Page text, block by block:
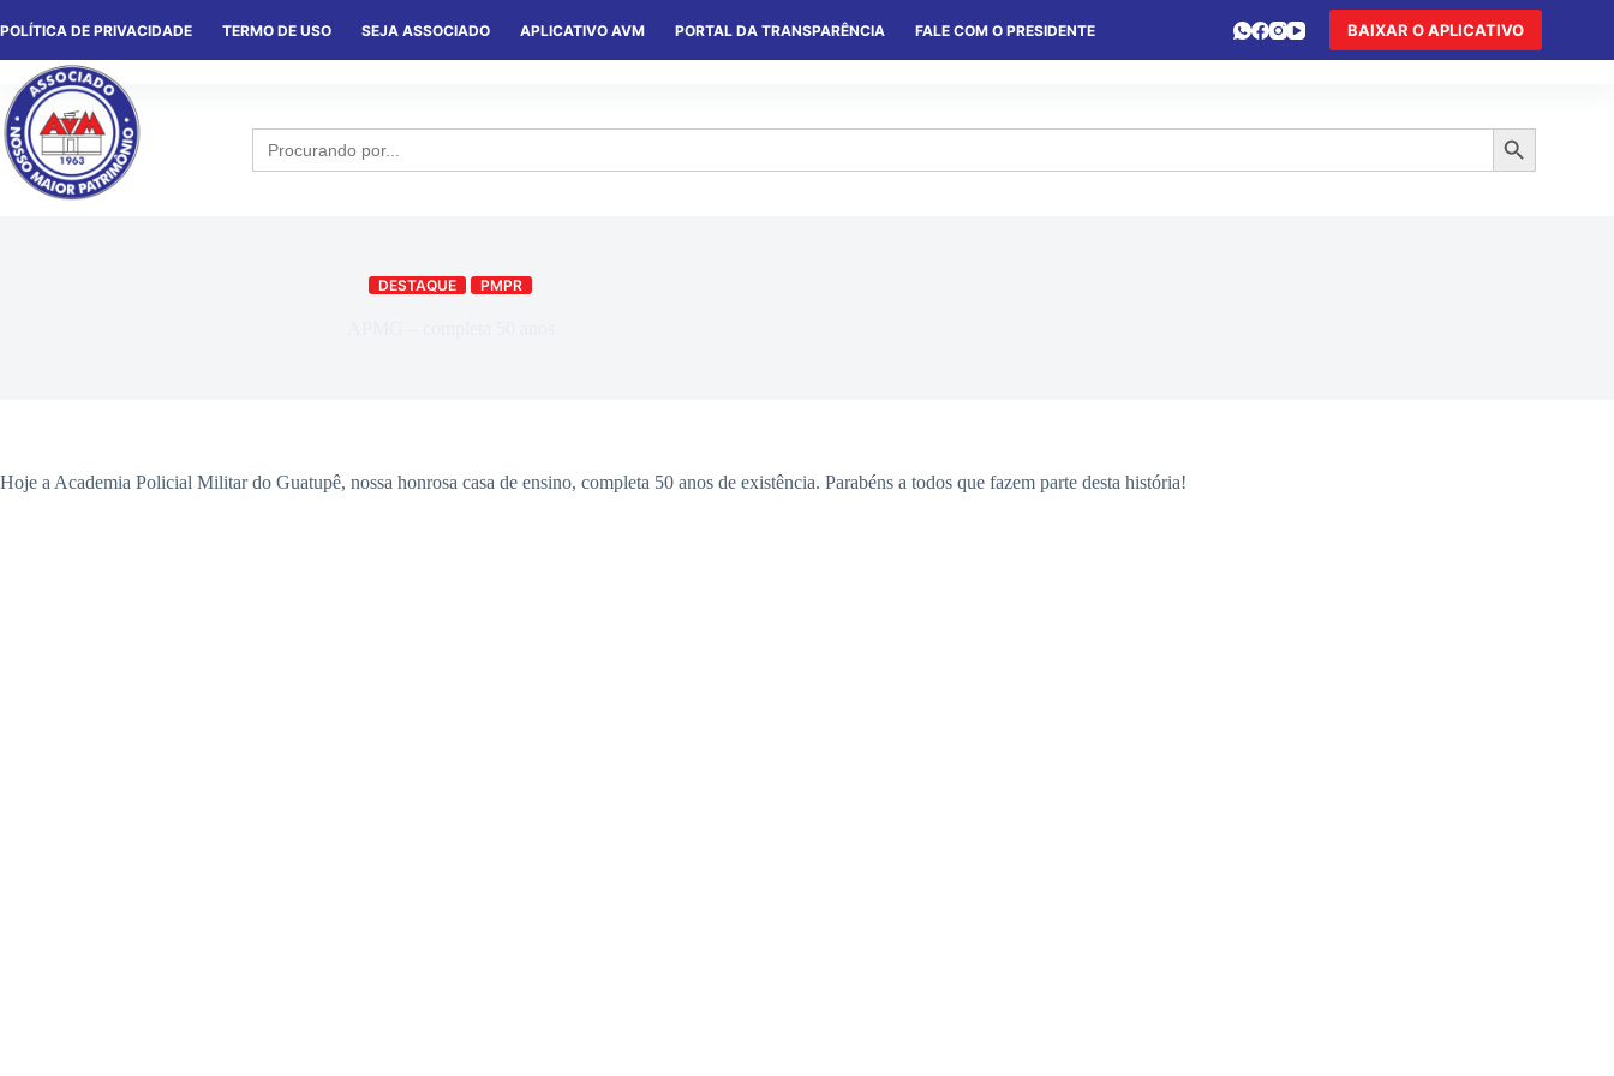
POLÍTICA DE PRIVACIDADE TERMO DE USO SEJA ASSOCIADO APLICATIVO AVM PORTAL DA TRANSPARÊNCIA FALE COM O PRESIDENTE BAIXAR O APLICATIVO
Search
for: Search Button
DESTAQUE PMPR
Hoje a Academia Policial Militar do Guatupê, nossa honrosa casa de ensino, completa 50 anos de existência. Parabéns a todos que fazem parte desta história!